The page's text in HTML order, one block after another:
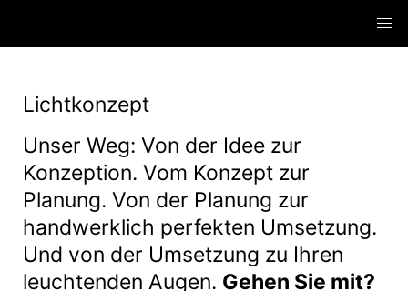
Lichtkonzept
Unser Weg: Von der Idee zur
Konzeption. Vom Konzept zur
Planung. Von der Planung zur
handwerklich perfekten Umsetzung.
Und von der Umsetzung zu Ihren
leuchtenden Augen. Gehen Sie mit?